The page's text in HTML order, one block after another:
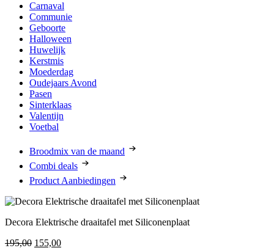
Carnaval
Communie
Geboorte
Halloween
Huwelijk
Kerstmis
Moederdag
Oudejaars Avond
Pasen
Sinterklaas
Valentijn
Voetbal
Broodmix van de maand
Combi deals
Product Aanbiedingen
Decora Elektrische draaitafel met Siliconenplaat
195,00 Oorspronkelijke
155,00Huidige